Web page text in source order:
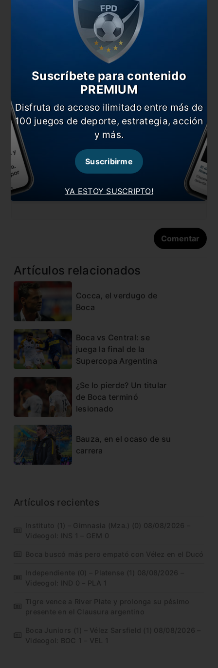
Dejá tu opinión acá!
Nombre
Correo electrónico
Artículos relacionados
Cocca, el verdugo de
Boca
Boca vs Central: se
juega la final de la
Supercopa Argentina
¿Se lo pierde? Un titular
de Boca terminó
lesionado
Bauza, en el ocaso de su
carrera
Artículos recientes
Instituto (1) – Gimnasia (Mza.) (0) 08/08/2026 –
Videogol: INS 1 – GEM 0
Boca buscó más pero empató con Vélez en el Ducó
Independiente (0) – Platense (1) 08/08/2026 –
Videogol: IND 0 – PLA 1
Tigre vence a River Plate y prolonga su pésimo
presente en el Clausura argentino
Boca Juniors (1) – Vélez Sarsfield (1) 08/08/2026 –
Videogol: BOC 1 – VEL 1
YA ESTOY SUSCRIPTO!
Suscríbete para contenido
PREMIUM
Disfruta de acceso ilimitado entre más de
100 juegos de deporte, estrategia, acción
y más.
Suscribirme